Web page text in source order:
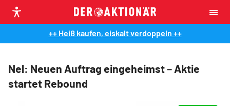
++ Heiß kaufen, eiskalt verdoppeln ++
Nel: Neuen Auftrag eingeheimst – Aktie
startet Rebound